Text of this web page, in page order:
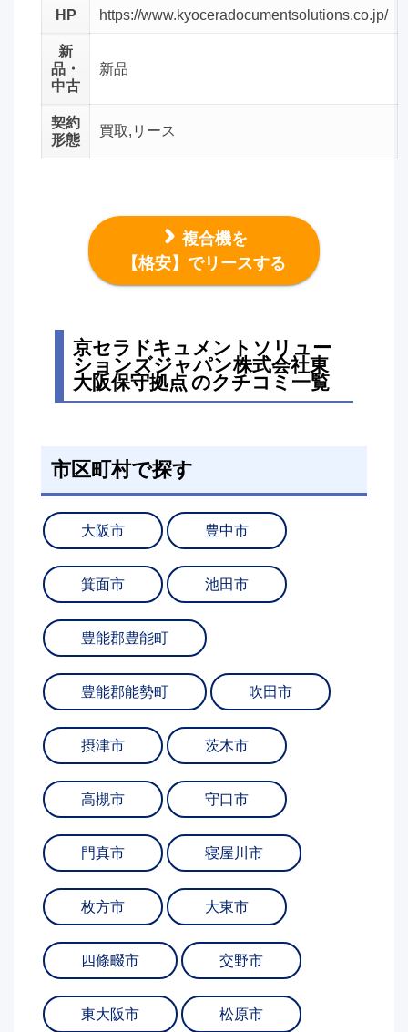
HP https://www.kyoceradocumentsolutions.co.jp/
新
品・
中古
新品
契約
形態
買取,リース
複合機を
【格安】でリースする
京セラドキュメントソリュー
ションズジャパン株式会社東
大阪保守拠点 のクチコミ一覧
市区町村で探す
大阪市 豊中市
箕面市 池田市
豊能郡豊能町
豊能郡能勢町 吹田市
摂津市 茨木市
高槻市 守口市
門真市 寝屋川市
枚方市 大東市
四條畷市 交野市
東大阪市 松原市